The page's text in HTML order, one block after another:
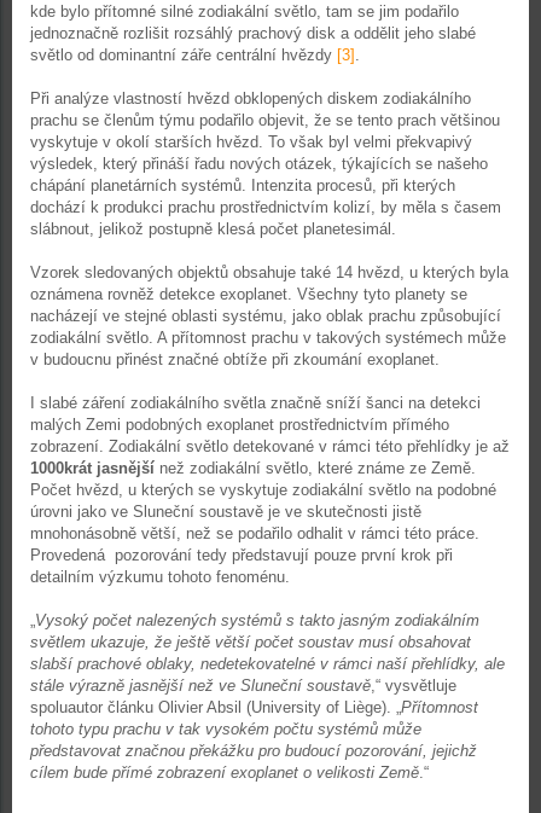
kde bylo přítomné silné zodiakální světlo, tam se jim podařilo
jednoznačně rozlišit rozsáhlý prachový disk a oddělit jeho slabé
světlo od dominantní záře centrální hvězdy [3] .
Při analýze vlastností hvězd obklopených diskem zodiakálního
prachu se členům týmu podařilo objevit, že se tento prach většinou
vyskytuje v okolí starších hvězd. To však byl velmi překvapivý
výsledek, který přináší řadu nových otázek, týkajících se našeho
chápání planetárních systémů. Intenzita procesů, při kterých
dochází k produkci prachu prostřednictvím kolizí, by měla s časem
slábnout, jelikož postupně klesá počet planetesimál.
Vzorek sledovaných objektů obsahuje také 14 hvězd, u kterých byla
oznámena rovněž detekce exoplanet. Všechny tyto planety se
nacházejí ve stejné oblasti systému, jako oblak prachu způsobující
zodiakální světlo. A přítomnost prachu v takových systémech může
v budoucnu přinést značné obtíže při zkoumání exoplanet.
I slabé záření zodiakálního světla značně sníží šanci na detekci
malých Zemi podobných exoplanet prostřednictvím přímého
zobrazení. Zodiakální světlo detekované v rámci této přehlídky je až
1000krát jasnější než zodiakální světlo, které známe ze Země.
Počet hvězd, u kterých se vyskytuje zodiakální světlo na podobné
úrovni jako ve Sluneční soustavě je ve skutečnosti jistě
mnohonásobně větší, než se podařilo odhalit v rámci této práce.
Provedená pozorování tedy představují pouze první krok při
detailním výzkumu tohoto fenoménu.
„Vysoký počet nalezených systémů s takto jasným zodiakálním
světlem ukazuje, že ještě větší počet soustav musí obsahovat
slabší prachové oblaky, nedetekovatelné v rámci naší přehlídky, ale
stále výrazně jasnější než ve Sluneční soustavě,“ vysvětluje
spoluautor článku Olivier Absil (University of Liège). „Přítomnost
tohoto typu prachu v tak vysokém počtu systémů může
představovat značnou překážku pro budoucí pozorování, jejichž
cílem bude přímé zobrazení exoplanet o velikosti Země.“